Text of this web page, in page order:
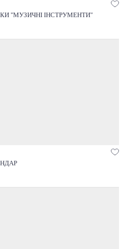
"МУЗИЧНІ ІНСТРУМЕНТИ"